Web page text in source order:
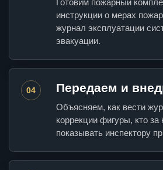
Готовим пожарный
инструкции о мерах
журнал эксплуатации
эвакуации.
04 Передаем и
Объясняем, как вести
коррекции фигуры, кто за
показывать инспектору